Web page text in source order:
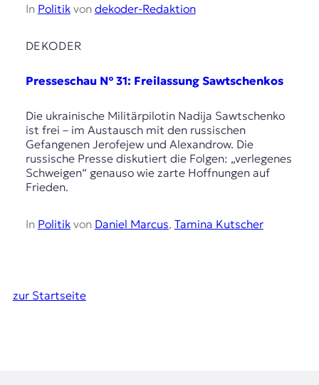
In Politikvon dekoder-Redaktion
DEKODER
Presseschau № 31: Freilassung Sawtschenkos
Die ukrainische Militärpilotin Nadija Sawtschenko
ist frei – im Austausch mit den russischen
Gefangenen Jerofejew und Alexandrow. Die
russische Presse diskutiert die Folgen: „verlegenes
Schweigen“ genauso wie zarte Hoffnungen auf
Frieden.
In Politikvon Daniel Marcus, Tamina Kutscher
zur Startseite